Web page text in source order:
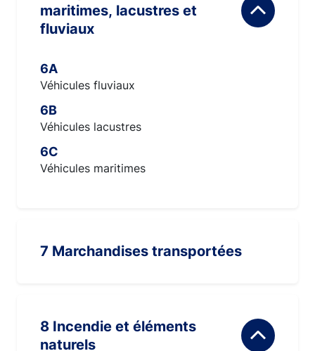
maritimes, lacustres et
fluviaux
6A
Véhicules fluviaux
6B
Véhicules lacustres
6C
Véhicules maritimes
7 Marchandises transportées
8 Incendie et éléments
naturels